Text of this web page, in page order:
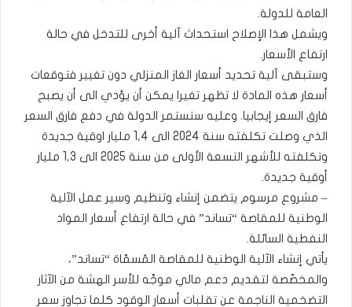
العامة للدولة.
ويشمل هذا الإصلاح استحداث آلية أخرى للتدخل في حالة
ارتفاع الأسعار.
وستبقى آلية تحديد أسعار الغاز المنزلي دون تغيير فتوقعات
أسعار هذه المادة لا تظهر تغيرا يمكن أن يؤدي الى أن يصبح
فارق السعر إيجابيا. وعليه ستستمر الدولة في دفع فارق السعر
الذي وصلت تكلفته سنة 2024 الى 1,4 مليار اوقية جديدة
وتكلفته للأشهر التسعة الأولى من سنة 2025 الى 1,3 مليار
أوقية جديدة.
– مشروع مرسوم يتضمن إنشاء وتنظيم وسير عمل الآلية
الوطنية للمقاصة “تساند” في حالة ارتفاع أسعار المواد
النفطية السائلة.
يأتي إنشاء الآلية الوطنية للمقاصة المُسمّاة “تساند”،
والمخصّصة لتقديم دعم مالي موجَّه للأسر الهشة من الآثار
التضخمية الناجمة عن تقلبات أسعار الوقود كلما تجاوز سعر